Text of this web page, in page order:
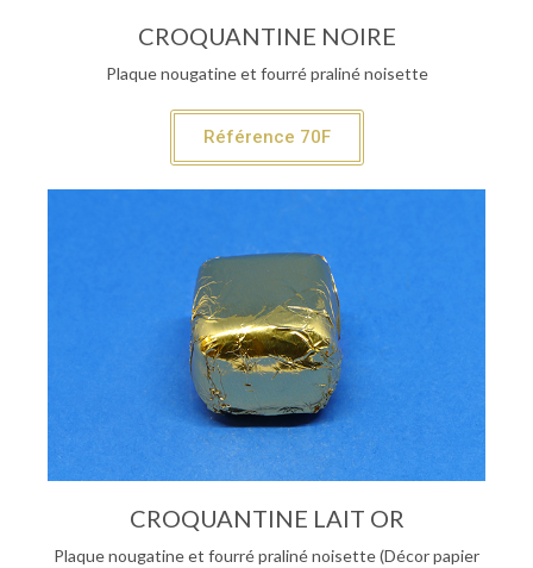
CROQUANTINE NOIRE
Plaque nougatine et fourré praliné noisette
Référence 70F
CROQUANTINE LAIT OR
Plaque nougatine et fourré praliné noisette (Décor papier